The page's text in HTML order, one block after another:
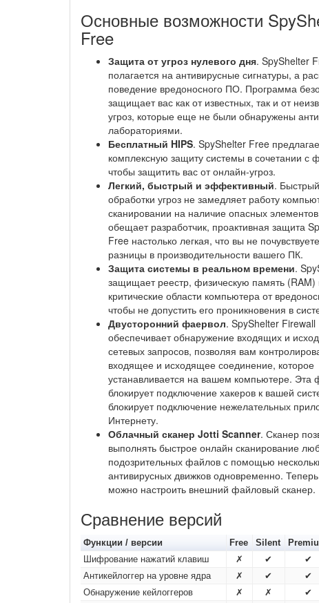
Основные возможности
Free
Защита от угроз нулевого дня. SpyShelter
полагается на антивирусные сигнатуры, а
поведение вредоносного ПО. Программа
защищает вас как от известных, так и от
угроз, которые еще не были обнаружены
лабораториями.
Бесплатный HIPS. SpyShelter Free
комплексную защиту системы в сочетании с
чтобы защитить вас от онлайн-угроз.
Легкий, быстрый и эффективный.
обработки угроз не замедляет работу
сканировании на наличие опасных
обещает разработчик, проактивная защита
Free настолько легкая, что вы не
разницы в производительности вашего ПК.
Защита системы в реальном времени.
защищает реестр, физическую память (RAM)
критические области компьютера от
чтобы не допустить его проникновения в
Двусторонний фаервол. SpyShelter Firewall
обеспечивает обнаружение входящих и
сетевых запросов, позволяя вам
входящее и исходящее соединение, которое
устанавливается на вашем компьютере. Эта
блокирует подключение хакеров к вашей
блокирует подключение нежелательных
Интернету.
Облачный сканер Jotti Scanner. Сканер
выполнять быстрое онлайн сканирование
подозрительных файлов с помощью
антивирусных движков одновременно.
можно настроить внешний файловый сканер.
Сравнение версий
Функции / версии Free Silent
Шифрование нажатий клавиш
✗ ✔ ✔
Антикейлоггер на уровне ядра
✗ ✔ ✔
Обнаружение кейлоггеров
✗ ✗ ✔